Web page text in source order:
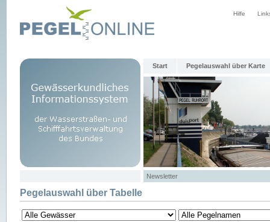
Hilfe
Start Pegelauswahl über Karte
Newsletter
Pegelauswahl über Tabelle